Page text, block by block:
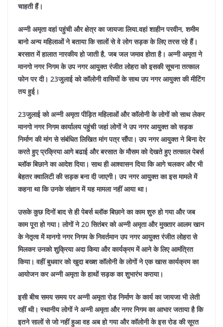
चाहती हैं।
अन्नी अमृता वहां पहुंची और क्षेत्र का जायजा लिया.वहां शाहीन परवीन, शमीम
बानो अन्य महिलाओं ने बताया कि सालों से वे लोग सड़क के लिए तरस रहे हैं।
बरसात में हालात नारकीय हो जाती है, जब जल जमाव होता है। अन्नी अमृता ने
मानगो नगर निगम के उप नगर आयुक्त रंजीत लोहरा को इसकी सूचना तत्काल
फोन पर दी। 23जुलाई को कॉलोनी वासियों के साथ उप नगर आयुक्त की मीटिंग
तय हुई।
23जुलाई को अन्नी अमृता पीड़ित महिलाओं और कॉलोनी के लोगों को साथ लेकर
मानगो नगर निगम कार्यालय पहुंची जहां लोगों ने उप नगर आयुक्त को सड़क
निर्माण की मांग से संबंधित लिखित मांग पत्र सौंपा। उप नगर आयुक्त ने बिना देर
करते हुए प्रक्रिया आगे बढाई और बरसात के मौसम को देखते हुए तत्काल पेबर्स
ब्लॉक बिछाने का आदेश दिया। साथ ही आश्वासन दिया कि आगे चलकर और भी
बेहतर क्वालिटी की सड़क बना दी जाएगी। उप नगर आयुक्त का इस मामले में
कहना था कि उनके संज्ञान में यह मामला नहीं आया था।
उसके कुछ दिनों बाद से ही पेबर्स ब्लॉक बिछाने का काम शुरु हो गया और जब
काम पूरा हो गया। लोगों ने 20 सितंबर को अन्नी अमृता और मुख्तार आलम खान
के नेतृत्व में मानगो नगर निगम के निवर्तमान उप नगर आयुक्त रंजीत लोहरा से
मिलकर उनको शुक्रिया अदा किया और कार्यक्रम में आने के लिए आमंत्रित
किया।वहीं बुधवार को खुदा बख्श कॉलोनी के लोगों ने एक खास कार्यक्रम का
आयोजन कर अन्नी अमृता के हाथों सड़क का शुभारंभ कराया।
इसी बीच समय समय पर अन्नी अमृता रोड निर्माण के कार्य का जायजा भी लेती
रहीं थी। स्थानीय लोगों ने अन्नी अमृता और नगर निगम का आभार जताया है कि
इतने सालों से जो नहीं हुआ वह अब हो गया और कॉलोनी के इस रोड की सूरत